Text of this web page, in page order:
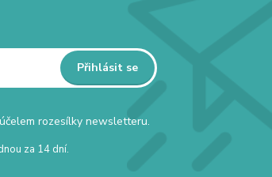
Přihlásit se
rozesílky newsletteru.
za 14 dní.